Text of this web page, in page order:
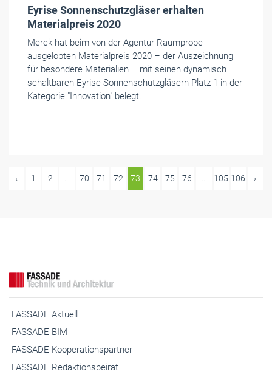
Eyrise Sonnenschutzgläser erhalten
Materialpreis 2020
Merck hat beim von der Agentur Raumprobe
ausgelobten Materialpreis 2020 – der Auszeichnung
für besondere Materialien – mit seinen dynamisch
schaltbaren Eyrise Sonnenschutzgläsern Platz 1 in der
Kategorie "Innovation" belegt.
‹ 1 2 ... 70 71 72 73 74 75 76 ... 105 106 ›
FASSADE Aktuell
FASSADE BIM
FASSADE Kooperationspartner
FASSADE Redaktionsbeirat